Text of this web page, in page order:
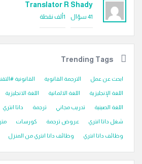
Translator R Shady
41 سؤال 1ألف نقطة
Trending Tags
ابحث عن عمل الترجمة القانوية القانونية
اللغة الإنجليزية اللغة الالمانية اللغة الانجليزية
اللغة الصينية تدريب مجاني ترجمة داتا انتري
شغل داتا انتري عروض ترجمة كورسات
وظائف داتا انتري وظائف داتا انتري من المنزل